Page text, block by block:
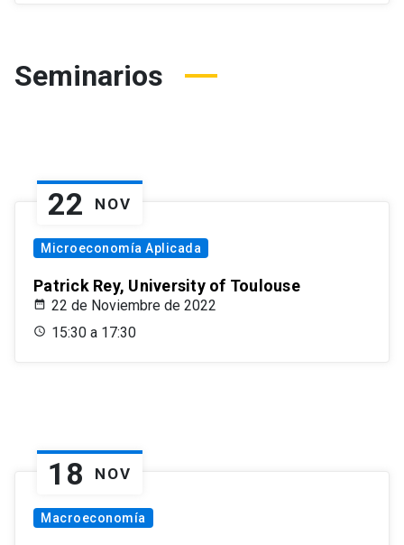
Seminarios
22 NOV
Microeconomía Aplicada
Patrick Rey, University of Toulouse
22 de Noviembre de 2022
15:30 a 17:30
18 NOV
Macroeconomía